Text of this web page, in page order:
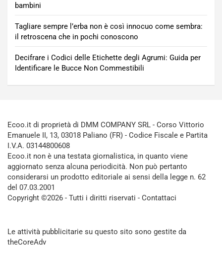
bambini
Tagliare sempre l’erba non è così innocuo come sembra:
il retroscena che in pochi conoscono
Decifrare i Codici delle Etichette degli Agrumi: Guida per
Identificare le Bucce Non Commestibili
Ecoo.it di proprietà di DMM COMPANY SRL - Corso Vittorio
Emanuele II, 13, 03018 Paliano (FR) - Codice Fiscale e Partita
I.V.A. 03144800608
Ecoo.it non è una testata giornalistica, in quanto viene
aggiornato senza alcuna periodicità. Non può pertanto
considerarsi un prodotto editoriale ai sensi della legge n. 62
del 07.03.2001
Copyright ©2026 - Tutti i diritti riservati - Contattaci
Le attività pubblicitarie su questo sito sono gestite da
theCoreAdv